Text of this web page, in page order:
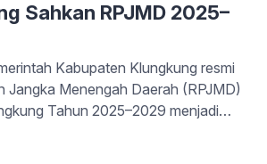
Sahkan RPJMD 2025–
Kabupaten Klungkung resmi
Menengah Daerah (RPJMD)
Tahun 2025–2029 menjadi
DPRD, Selasa (29/7/2025). Dalam
I Made Satria menegaskan bahwa